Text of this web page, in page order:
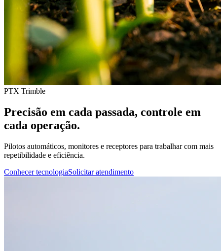
PTX Trimble
Precisão em cada passada, controle em
cada operação.
Pilotos automáticos, monitores e receptores para trabalhar com mais
repetibilidade e eficiência.
Conhecer tecnologiaSolicitar atendimento